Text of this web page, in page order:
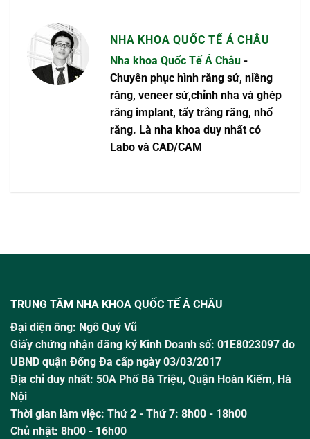
NHA KHOA QUỐC TẾ Á CHÂU
Nha khoa Quốc Tế Á Châu -
Chuyên phục hình răng sứ, niềng
răng, veneer sứ,chỉnh nha và ghép
răng implant, tẩy trắng răng, nhổ
răng. Là nha khoa duy nhất có
Labo và CAD/CAM
TRUNG TÂM NHA KHOA QUỐC TẾ Á CHÂU
Đại diện ông: Ngô Quý Vũ
Giấy chứng nhận đăng ký Kinh Doanh số: 01E8023097 do
UBND quận Đống Đa cấp ngày 03/03/2017
Địa chỉ duy nhất: 50A Phố Bà Triệu, Quận Hoàn Kiếm, Hà
Nội
Thời gian làm việc: Thứ 2 - Thứ 7: 8h00 - 18h00
Chủ nhật: 8h00 - 16h00